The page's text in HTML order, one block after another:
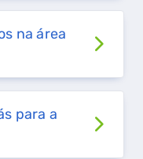
na área
para a